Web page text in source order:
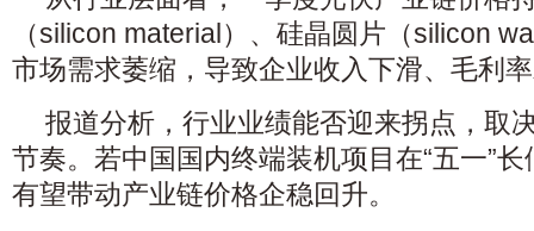
（silicon material）、硅晶圆片（silicon
市场需求萎缩，导致企业收入下滑、毛利
报道分析，行业业绩能否迎来拐点，取
节奏。若中国国内终端装机项目在“五一”
有望带动产业链价格企稳回升。